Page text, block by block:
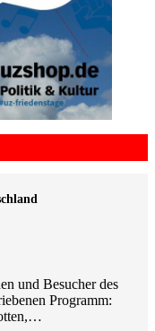
und Besucher des
Programm: